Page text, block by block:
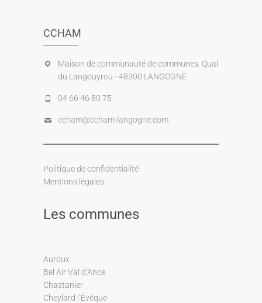
CCHAM
Maison de communauté de communes. Quai
du Langouyrou - 48300 LANGOGNE
04 66 46 80 75
ccham@ccham-langogne.com
Politique de confidentialité
Mentions légales
Les communes
Auroux
Bel Air Val d’Ance
Chastanier
Cheylard l’Évêque